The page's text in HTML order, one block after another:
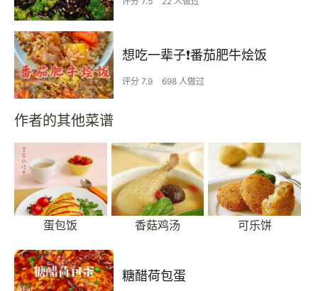
想吃一辈子❗️番茄肥牛烩饭
评分 7.9 698 人做过
作者的其他菜谱
蛋包饭 香菇鸡汤 可乐饼
糖醋荷包蛋